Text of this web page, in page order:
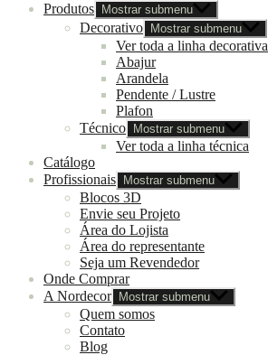
Produtos Mostrar submenu
Decorativo Mostrar submenu
Ver toda a linha decorativa
Abajur
Arandela
Pendente / Lustre
Plafon
Técnico
Mostrar submenu
Ver toda a linha técnica
Catálogo
Profissionais
Mostrar submenu
Blocos 3D
Envie seu Projeto
Área do Lojista
Área do representante
Seja um Revendedor
Onde Comprar
A Nordecor
Mostrar submenu
Quem somos
Contato
Blog